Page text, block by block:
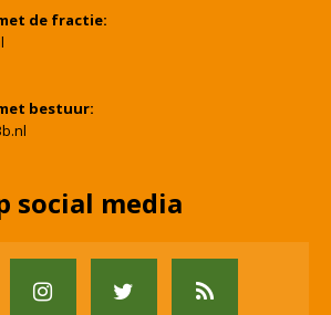
de fractie:
bestuur:
social media